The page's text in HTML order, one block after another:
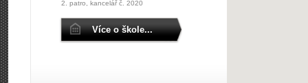
2. patro, kancelář č. 2020
Více o škole...